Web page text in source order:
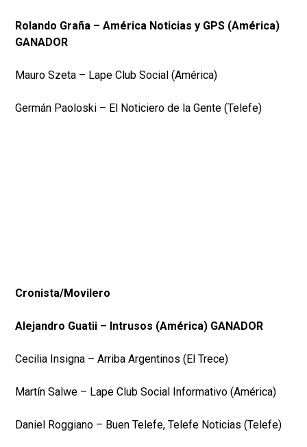
Rolando Graña – América Noticias y GPS (América)
GANADOR
Mauro Szeta – Lape Club Social (América)
Germán Paoloski – El Noticiero de la Gente (Telefe)
Cronista/Movilero
Alejandro Guatii – Intrusos (América) GANADOR
Cecilia Insigna – Arriba Argentinos (El Trece)
Martín Salwe – Lape Club Social Informativo (América)
Daniel Roggiano – Buen Telefe, Telefe Noticias (Telefe)